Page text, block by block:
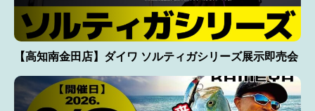
【高知南金田店】ダイワ ソルティガシリーズ展示即売会